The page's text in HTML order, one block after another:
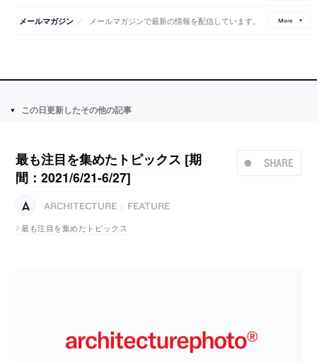
メールマガジン ／ メールマガジンで最新の情報を配信しています。 More
この日更新したその他の記事
SHARE
最も注目を集めたトピックス [期
間：2021/6/21-6/27]
ARCHITECTURE
FEATURE
最も注目を集めたトピックス